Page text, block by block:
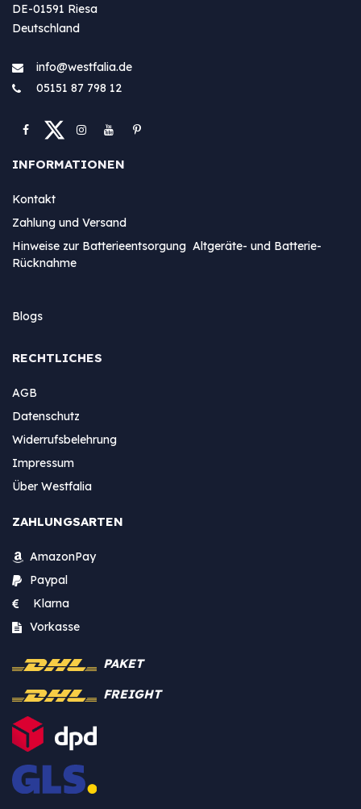
DE-01591 Riesa
Deutschland
info@westfa​lia.de
05151 87 798 12
INFORMATIONEN
Kontakt
Zahlung und Versand
Hinweise zur Batterieentsorgung Altgeräte- und Batterie-
Rücknahme
Blogs
RECHTLICHES
AGB
Datenschutz
Widerrufsbelehrung
Impressum
Über Westfalia
ZAHLUNGSARTEN
AmazonPay
Paypal
Klarna
Vorkasse
PAKET
FREIGHT